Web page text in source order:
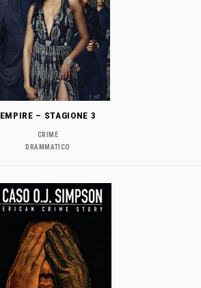
EMPIRE – STAGIONE 3
CRIME
DRAMMATICO